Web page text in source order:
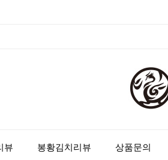
뷰 봉황김치리뷰 상품문의